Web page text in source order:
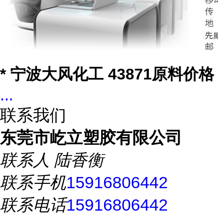
* 宁波大风化工 43871原料价格
...
联系我们
东莞市屹立塑胶有限公司
联系人 陆香衡
联系手机15916806442
联系电话15916806442